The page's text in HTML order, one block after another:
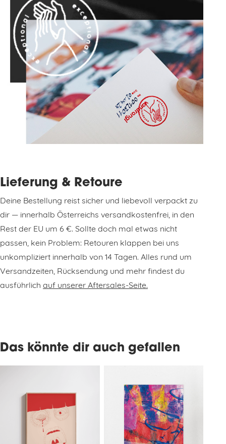
Lieferung & Retoure
Deine Bestellung reist sicher und liebevoll verpackt zu
dir — innerhalb Österreichs versandkostenfrei, in den
Rest der EU um 6 €. Sollte doch mal etwas nicht
passen, kein Problem: Retouren klappen bei uns
unkompliziert innerhalb von 14 Tagen. Alles rund um
Versandzeiten, Rücksendung und mehr findest du
ausführlich auf unserer Aftersales-Seite.
Das könnte dir auch gefallen